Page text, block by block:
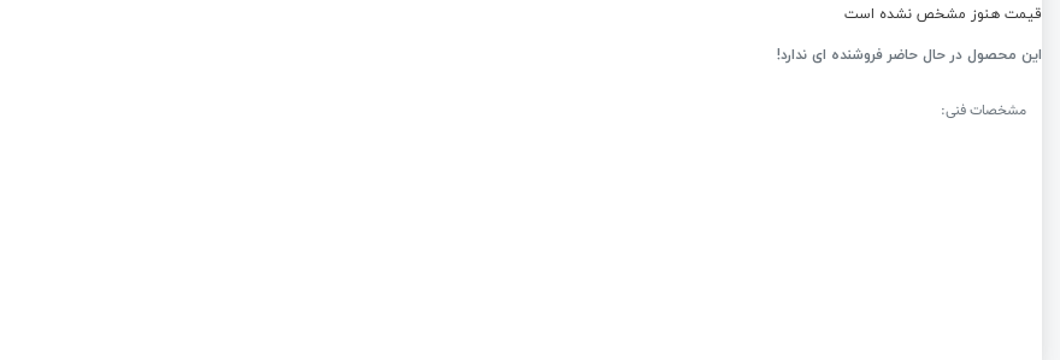
قیمت هنوز مشخص نشده است
این محصول در حال حاضر فروشنده ای ندارد!
مشخصات فنی: